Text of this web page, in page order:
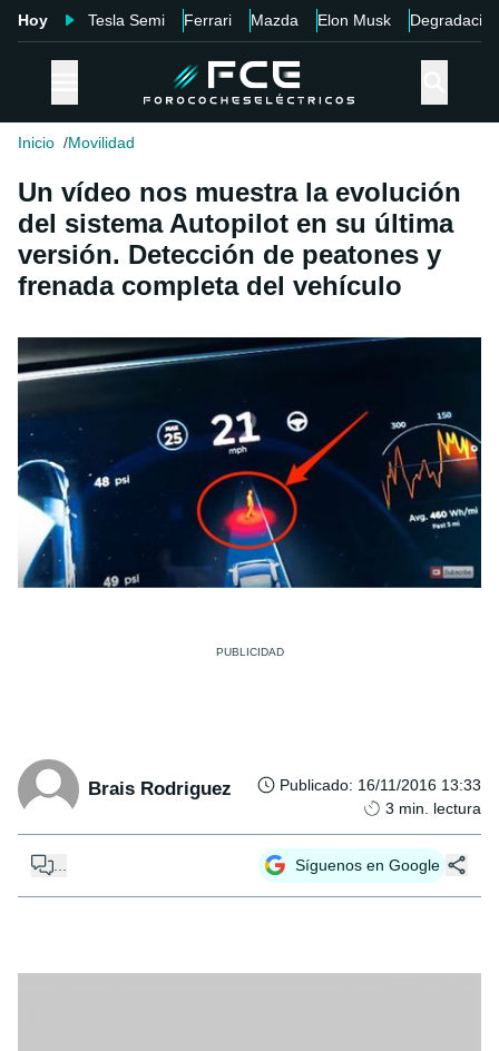
Hoy Tesla Semi Ferrari Mazda Elon Musk Degradación
Inicio Movilidad
Un vídeo nos muestra la evolución
del sistema Autopilot en su última
versión. Detección de peatones y
frenada completa del vehículo
Brais Rodriguez Publicado: 16/11/2016 13:33
3 min. lectura
Síguenos en Google